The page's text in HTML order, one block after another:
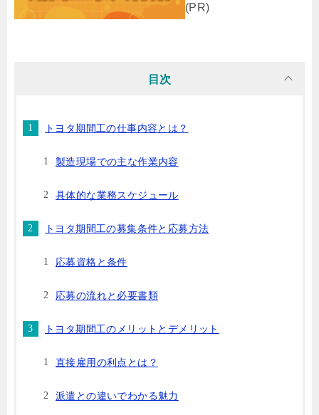
(PR)
目次
トヨタ期間工の仕事内容とは？
製造現場での主な作業内容
具体的な業務スケジュール
トヨタ期間工の募集条件と応募方法
応募資格と条件
応募の流れと必要書類
トヨタ期間工のメリットとデメリット
直接雇用の利点とは？
派遣との違いでわかる魅力